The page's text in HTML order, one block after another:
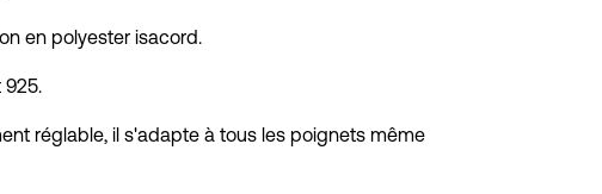
en polyester isacord.
925.
réglable, il s'adapte à tous les poignets même